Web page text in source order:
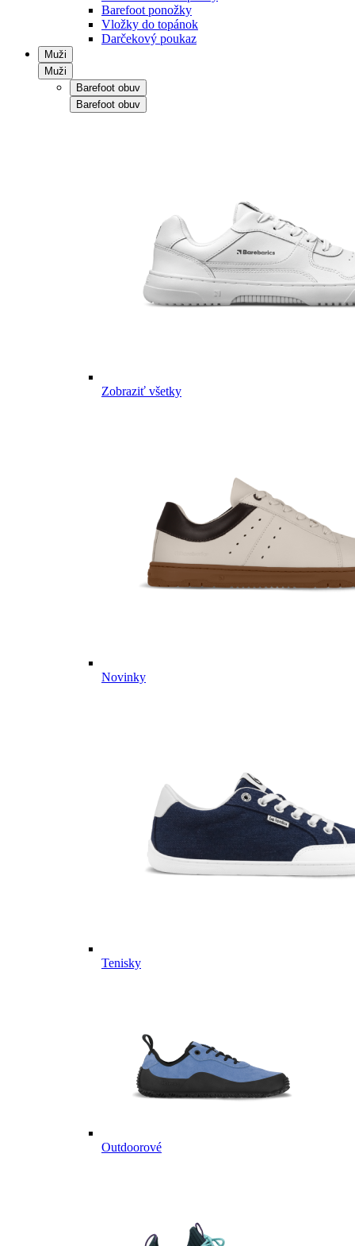
Barefoot ponožky
Vložky do topánok
Darčekový poukaz
Muži
Muži
Barefoot obuv
Barefoot obuv
Zobraziť všetky
Novinky
Tenisky
Outdoorové